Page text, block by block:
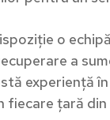
o
a
experiență
fiecare țară din